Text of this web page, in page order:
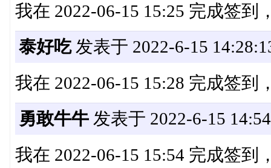
我在 2022-06-15 15:25 完成签到
泰好吃发表于 2022-6-15
我在 2022-06-15 15:28 完成签到
勇敢牛牛发表于 2022-6-15
我在 2022-06-15 15:54 完成签到